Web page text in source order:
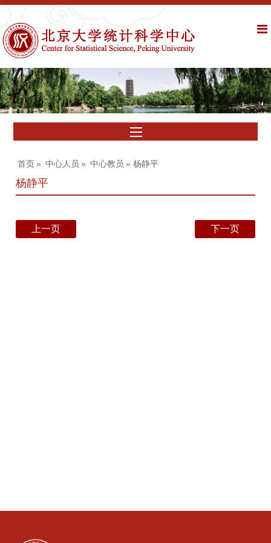
首页 » 中心人员 » 中心教员 » 杨静平
杨静平
上一页 下一页